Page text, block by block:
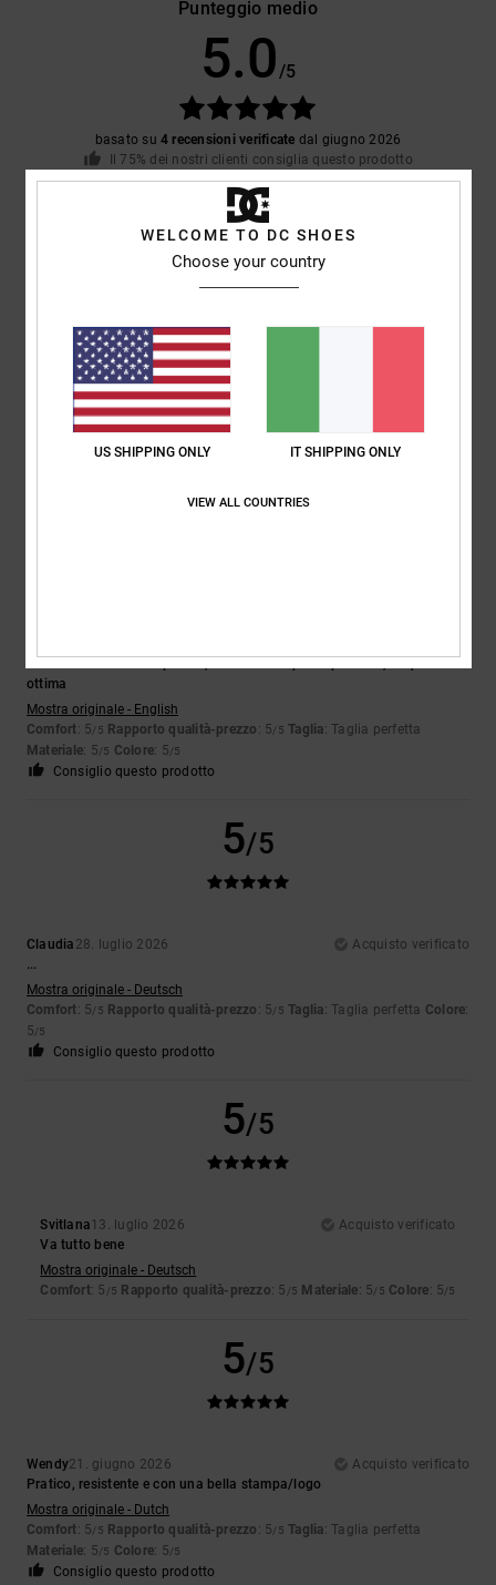
Punteggio medio
5.0/5
basato su4 recensioni verificate dal giugno 2026
Il 75% dei nostri clienti consiglia questo prodotto
Rapporto qualità-prezzo
5.0
Troppo piccolo Troppo grande
Colore
ottima
Mostra originale - English
Comfort: 5/5 Rapporto qualità-prezzo : 5/5 Taglia: Taglia perfetta
Materiale: 5/5 Colore: 5/5
Consiglio questo prodotto
5/5
Claudia 28. luglio 2026
Acquisto verificato
...
Mostra originale - Deutsch
Comfort: 5/5 Rapporto qualità-prezzo : 5/5 Taglia: Taglia perfetta Colore:
5/5
Consiglio questo prodotto
5/5
Svitlana13. luglio 2026
Acquisto verificato
Va tutto bene
Mostra originale - Deutsch
Comfort: 5 /5 Rapporto qualità-prezzo: 5 /5 Materiale: 5/5 Colore: 5/5
5/5
Wendy21. giugno 2026
Acquisto verificato
Pratico, resistente e con una bella stampa/logo
Mostra originale - Dutch
Comfort: 5/5 Rapporto qualità-prezzo : 5/5 Taglia: Taglia perfetta
Materiale: 5/5 Colore: 5/5
Consiglio questo prodotto
WELCOME TO DC SHOES
Choose your country
US SHIPPING ONLY IT SHIPPING ONLY
VIEW ALL COUNTRIES